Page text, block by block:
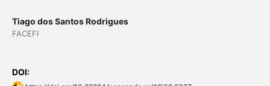
Tiago dos Santos Rodrigues
FACEFI
DOI: